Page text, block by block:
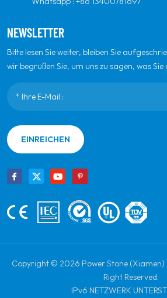
NEWSLETTER
Bitte lesen Sie weiter, bleiben Sie
wir begrüßen Sie, um uns zu sagen, was Sie
EINREICHEN
Copyright © 2026 Power Stone (Xiamen)
Right Reserved.
IPv6 NETZWERK